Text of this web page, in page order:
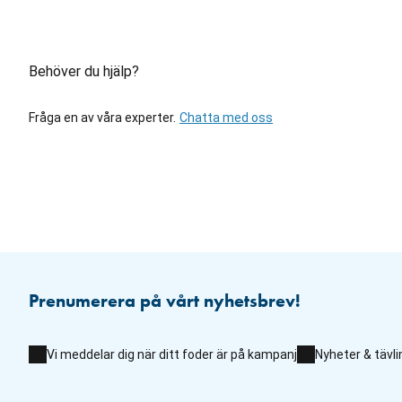
Behöver du hjälp?
Fråga en av våra experter. Chatta med oss
Prenumerera på vårt nyhetsbrev!
Vi meddelar dig när ditt foder är på kampanj Nyheter &